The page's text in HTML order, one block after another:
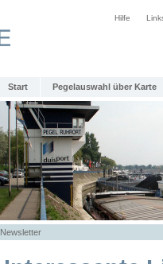
Hilfe
Start Pegelauswahl über Karte
Newsletter